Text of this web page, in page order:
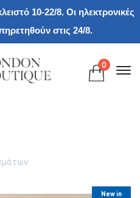
10-22/8. Οι ηλεκτρονικές
στις 24/8.
0
New in